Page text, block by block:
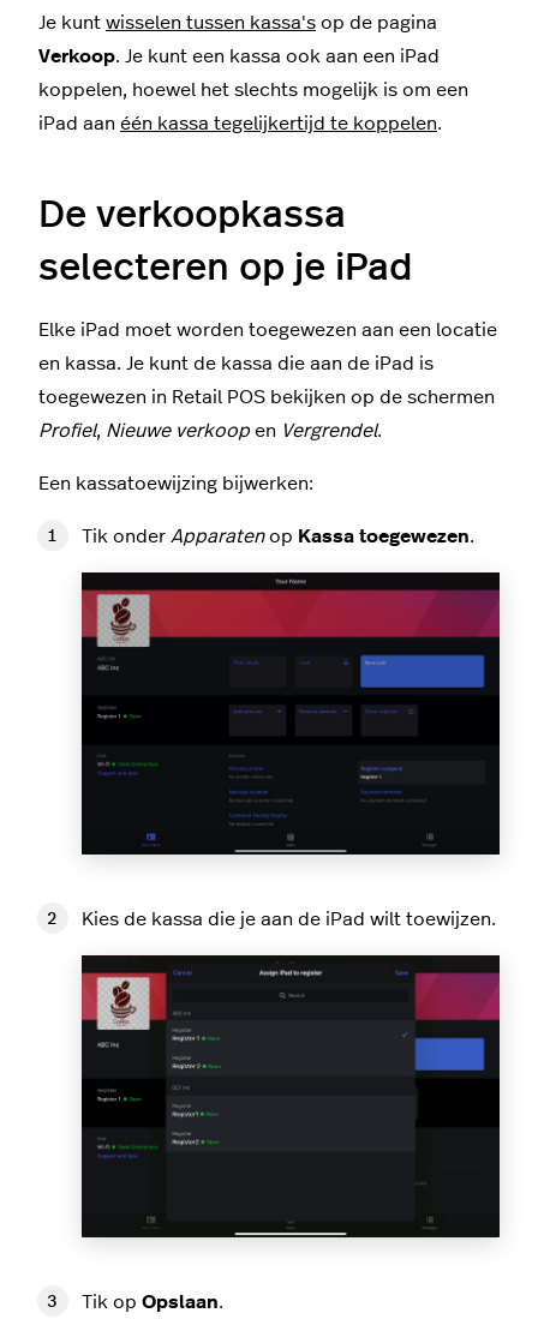
Je kunt wisselen tussen kassa's op de pagina
Verkoop. Je kunt een kassa ook aan een iPad
koppelen, hoewel het slechts mogelijk is om een
iPad aan één kassa tegelijkertijd te koppelen.
De verkoopkassa
selecteren op je iPad
Elke iPad moet worden toegewezen aan een locatie
en kassa. Je kunt de kassa die aan de iPad is
toegewezen in Retail POS bekijken op de schermen
Profiel, Nieuwe verkoop en Vergrendel.
Een kassatoewijzing bijwerken:
Tik onder Apparatenop Kassa toegewezen.
Kies de kassa die je aan de iPad wilt toewijzen.
Tik op Opslaan.